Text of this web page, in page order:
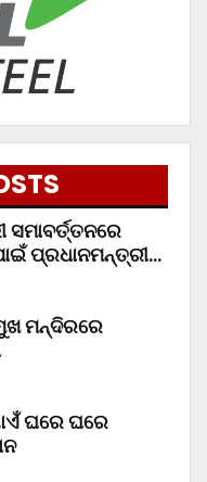
ପ୍ରଧାନମନ୍ତ୍ରୀ…
ମନ୍ଦିରରେ
ଘରେ ଘରେ